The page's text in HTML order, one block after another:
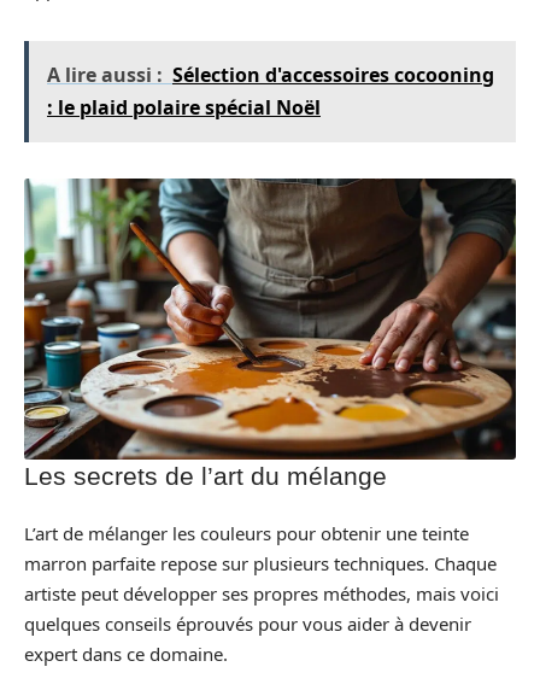
A lire aussi : Sélection d'accessoires cocooning
: le plaid polaire spécial Noël
Les secrets de l’art du mélange
L’art de mélanger les couleurs pour obtenir une teinte
marron parfaite repose sur plusieurs techniques. Chaque
artiste peut développer ses propres méthodes, mais voici
quelques conseils éprouvés pour vous aider à devenir
expert dans ce domaine.